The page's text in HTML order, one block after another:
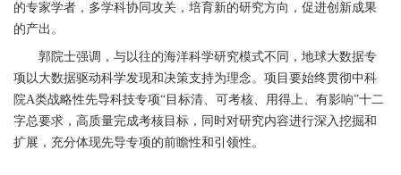
的专家学者，多学科协同攻关，培育新的研究方向，促进创新成果
的产出。
郭院士强调，与以往的海洋科学研究模式不同，地球大数据专
项以大数据驱动科学发现和决策支持为理念。项目要始终贯彻中科
院A类战略性先导科技专项“目标清、可考核、用得上、有影响”十二
字总要求，高质量完成考核目标，同时对研究内容进行深入挖掘和
扩展，充分体现先导专项的前瞻性和引领性。